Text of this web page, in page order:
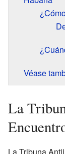
Véase
La
La Tribuna